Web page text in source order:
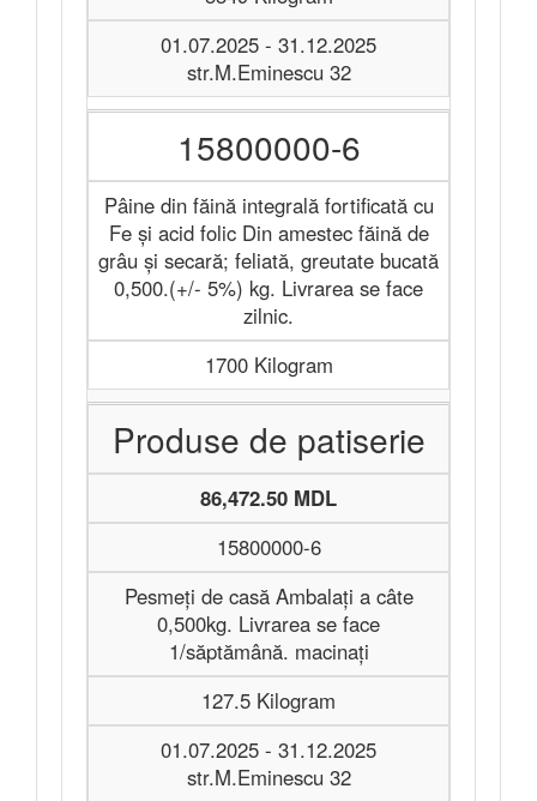
01.07.2025 - 31.12.2025
str.M.Eminescu 32
15800000-6
Pâine din făină integrală fortificată cu
Fe și acid folic Din amestec făină de
grâu și secară; feliată, greutate bucată
0,500.(+/- 5%) kg. Livrarea se face
zilnic.
1700 Kilogram
Produse de patiserie
86,472.50 MDL
15800000-6
Pesmeți de casă Ambalați a câte
0,500kg. Livrarea se face
1/săptămână. macinați
127.5 Kilogram
01.07.2025 - 31.12.2025
str.M.Eminescu 32